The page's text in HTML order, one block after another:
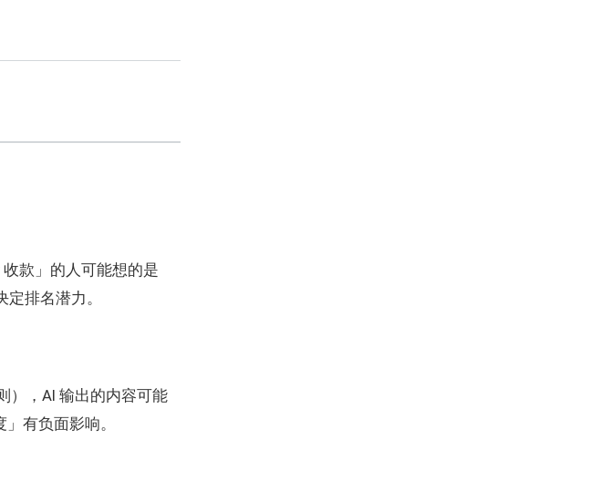
款」的人可能想的是
排名潜力。
），AI 输出的内容可能
有负面影响。